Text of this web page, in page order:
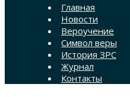
Главная
Новости
Вероучение
Символ веры
История ЗРС
Журнал
Контакты